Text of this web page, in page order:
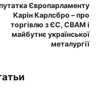
Європарламенту
Карін Карлсбро – про
торгівлю з ЄС, CBAM і
майбутнє української
металургії